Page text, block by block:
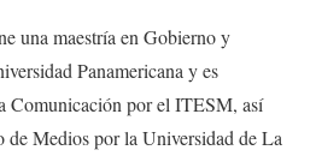
una maestría en Gobierno y
Panamericana y es
Comunicación por el ITESM, así
de Medios por la Universidad de La